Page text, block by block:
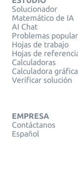
Solucionador
Matemático de IA
AI Chat
Problemas
Hojas de trabajo
Hojas de
Calculadoras
Calculadora gráfica
Verificar solución
EMPRESA
Contáctanos
Español